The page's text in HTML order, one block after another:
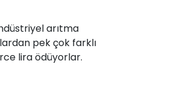
arıtma
pek çok farklı
lira ödüyorlar.